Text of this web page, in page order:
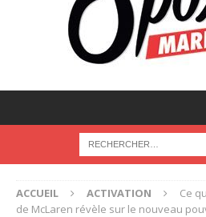
ACCUEIL ACTIVATION
Ce
de McLaren révèle sur le nouveau